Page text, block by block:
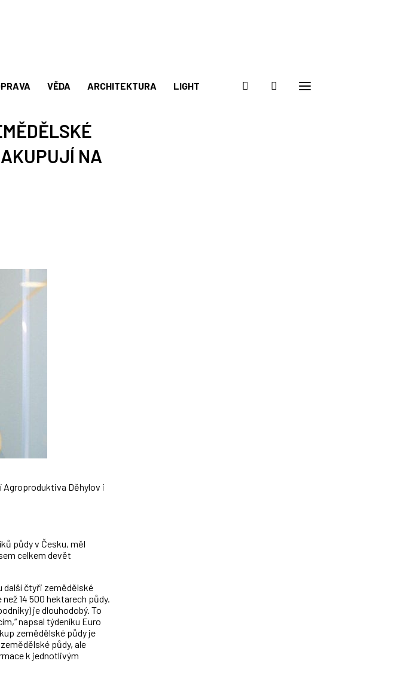
VĚDA ARCHITEKTURA LIGHT
NA
Agroproduktiva Děhylov i
půdy v Česku, měl
celkem devět
další čtyři zemědělské
14 500 hektarech půdy.
je dlouhodobý. To
napsal týdeníku Euro
zemědělské půdy je
půdy, ale
k jednotlivým